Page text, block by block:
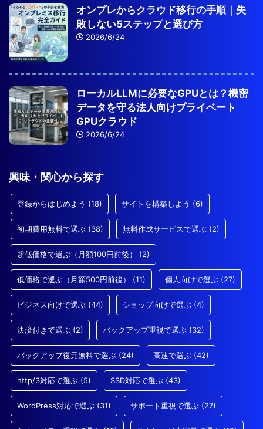
オンプレからクラウド移行の手順｜失
敗しない5ステップと選び方
2026/6/24
ローカルLLMに必要なGPUとは？機密
データを守る法人向けプライベート
GPUクラウド
2026/6/24
興味・関心から探す
登録からはじめよう (18) サイトを構築しよう (6)
初期費用無料で選ぶ (38) 無料作成サービスで選ぶ (2)
超低価格で選ぶ（月額100円前後） (2)
低価格で選ぶ（月額500円前後） (11) 個人向けで選ぶ (27)
ビジネス向けで選ぶ (44) ショップ向けで選ぶ (4)
決済付きで選ぶ (2) バックアップ重視で選ぶ (32)
バックアップ復元無料で選ぶ (24) 高速で選ぶ (42)
http/3対応で選ぶ (5) SSD対応で選ぶ (43)
WordPress対応で選ぶ (31) サポート重視で選ぶ (27)